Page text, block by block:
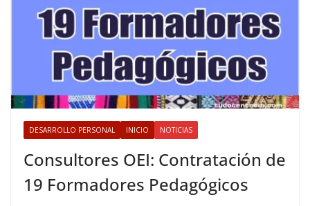
DESARROLLO PERSONAL INICIO NOTICIAS
Consultores OEI: Contratación de
19 Formadores Pedagógicos